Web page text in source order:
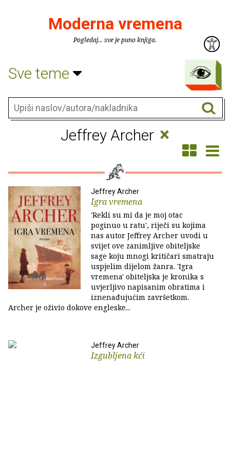
Moderna vremena
Pogledaj... sve je puno knjiga.
Sve teme
Jeffrey Archer ×
Jeffrey Archer
Igra vremena
'Rekli su mi da je moj otac
poginuo u ratu', riječi su kojima
nas autor Jeffrey Archer uvodi u
svijet ove zanimljive obiteljske
sage koju mnogi kritičari smatraju
uspjelim dijelom žanra. 'Igra
vremena' obiteljska je kronika s
uvjerljivo napisanim obratima i
iznenađujućim završetkom.
Archer je oživio dokove engleske...
Jeffrey Archer
Izgubljena kći